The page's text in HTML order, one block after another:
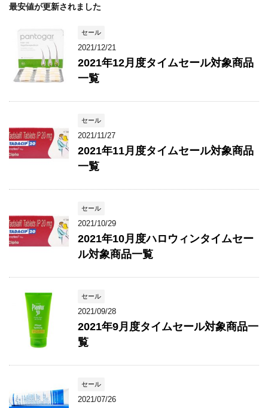
最安値が更新されました
セール
2021/12/21
2021年12月度タイムセール対象商品
一覧
セール
2021/11/27
2021年11月度タイムセール対象商品
一覧
セール
2021/10/29
2021年10月度ハロウィンタイムセー
ル対象商品一覧
セール
2021/09/28
2021年9月度タイムセール対象商品一
覧
セール
2021/07/26